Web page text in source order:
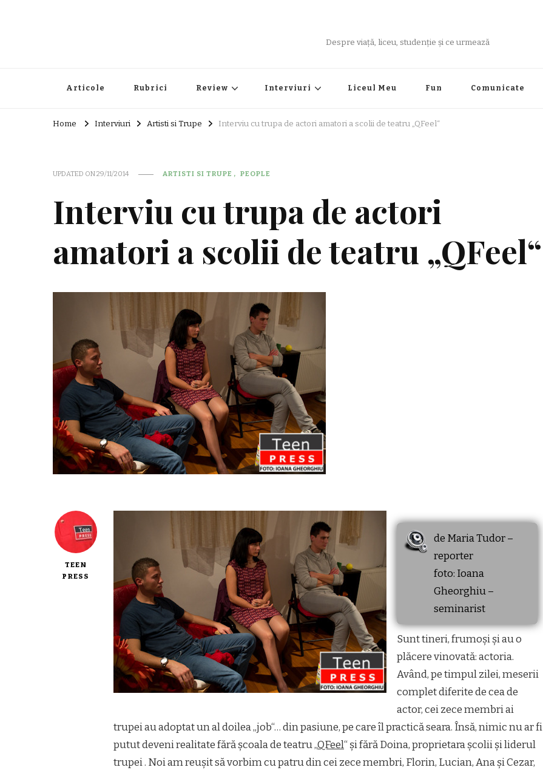
Despre viață, liceu, studenție și ce urmează
Articole Rubrici Review Interviuri Liceul Meu Fun Comunicate
Home Interviuri Artisti si Trupe Interviu cu trupa de actori amatori a scolii de teatru „QFeel“
UPDATED ON29/11/2014 ARTISTI SI TRUPE PEOPLE
Interviu cu trupa de actori
amatori a scolii de teatru „QFeel“
TEEN
PRESS
de Maria Tudor –
reporter
foto: Ioana
Gheorghiu –
seminarist
Sunt tineri, frumoși și au o
plăcere vinovată: actoria.
Având, pe timpul zilei, meserii
complet diferite de cea de
actor, cei zece membri ai
trupei au adoptat un al doilea „job“… din pasiune, pe care îl practică seara. Însă, nimic nu ar fi
putut deveni realitate fără școala de teatru „QFeel“ și fără Doina, proprietara școlii și liderul
trupei . Noi am reușit să vorbim cu patru din cei zece membri, Florin, Lucian, Ana și Cezar,